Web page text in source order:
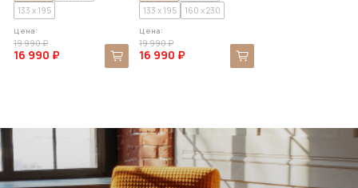
133 x 195
Цена:
19 990 ₽
16 990 ₽
133 x 195
160 x 230
Цена:
19 990 ₽
16 990 ₽